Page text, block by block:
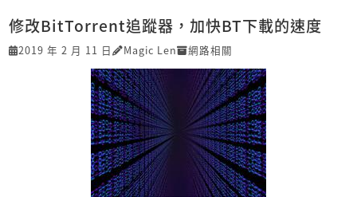
修改BitTorrent追蹤器，加快BT下載的速度
2019 年 2 月 11 日 Magic Len 網路相關